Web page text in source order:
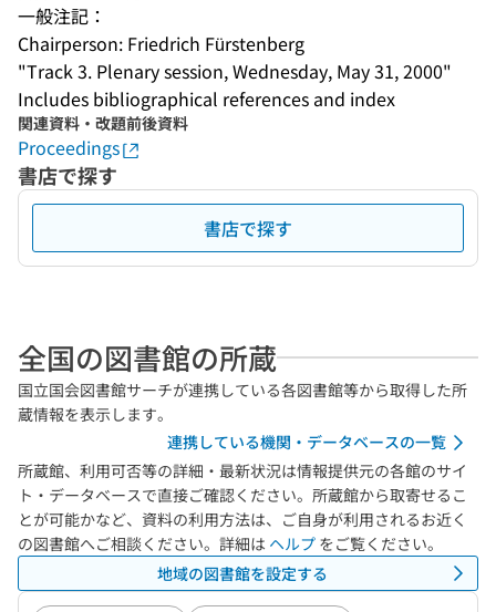
一般注記：
Chairperson: Friedrich Fürstenberg
"Track 3. Plenary session, Wednesday, May 31, 2000"
Includes bibliographical references and index
関連資料・改題前後資料
Proceedings
書店で探す
書店で探す
全国の図書館の所蔵
国立国会図書館サーチが連携している各図書館等から取得した所
蔵情報を表示します。
連携している機関・データベースの一覧
所蔵館、利用可否等の詳細・最新状況は情報提供元の各館のサイ
ト・データベースで直接ご確認ください。所蔵館から取寄せるこ
とが可能かなど、資料の利用方法は、ご自身が利用されるお近く
の図書館へご相談ください。詳細は ヘルプ をご覧ください。
地域の図書館を設定する